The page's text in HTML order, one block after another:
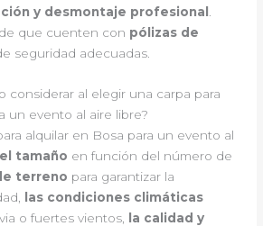
y desmontaje profesional
que cuenten con pólizas de
seguridad adecuadas.
considerar al elegir una carpa para
un evento al aire libre?
alquilar en Bosa para un evento al
el tamaño en función del número de
terreno para garantizar la
las condiciones climáticas
o fuertes vientos,
la calidad y